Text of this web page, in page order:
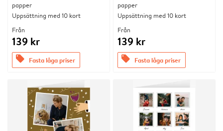
papper
Uppsättning med 10 kort
Från
139 kr
offers Fasta låga priser
papper
Uppsättning med 10 kort
Från
139 kr
offers Fasta låga priser